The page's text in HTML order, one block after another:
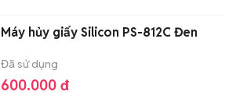
Máy hủy giấy Silicon PS-812C Đen
Đã sử dụng
600.000 đ